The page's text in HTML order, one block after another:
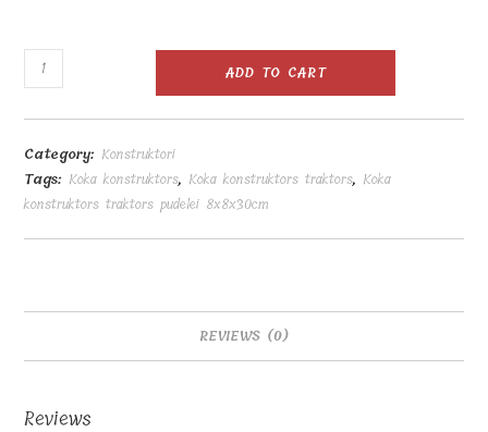
Koka
konstruktors
traktors
pudelei
8x8x30cm
quantity
ADD TO CART
Category: Konstruktori
Tags: Koka konstruktors, Koka konstruktors traktors, Koka
konstruktors traktors pudelei 8x8x30cm
REVIEWS (0)
Reviews